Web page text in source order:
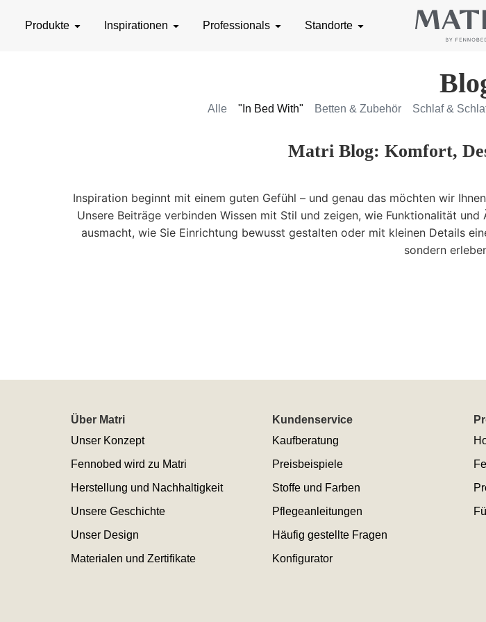
Produkte Inspirationen Professionals Standorte
"In Bed With" Betten & Zubehör Schlaf &
Alle
Matri Blog: Komfort,
Inspiration beginnt mit einem guten Gefühl – und genau das möchten wir
Unsere Beiträge verbinden Wissen mit Stil und zeigen, wie Funktionalität
ausmacht, wie Sie Einrichtung bewusst gestalten oder mit kleinen Details
sondern
Über Matri
Unser Konzept
Fennobed wird zu Matri
Herstellung und Nachhaltigkeit
Unsere Geschichte
Unser Design
Materialen und Zertifikate
Kundenservice
Kaufberatung
Preisbeispiele
Stoffe und Farben
Pflegeanleitungen
Häufig gestellte Fragen
Konfigurator